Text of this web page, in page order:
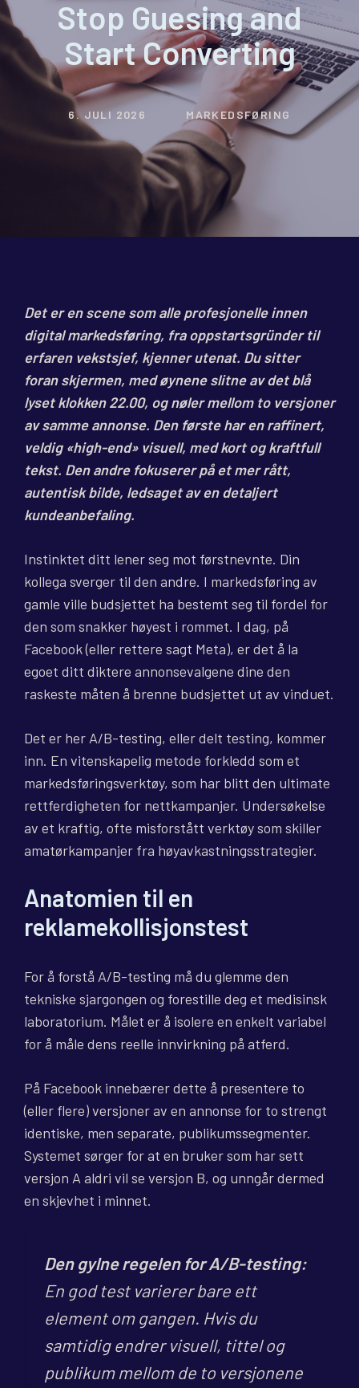
Stop Guesing and
Start Converting
6. JULI 2026 MARKEDSFØRING
Det er en scene som alle profesjonelle innen
digital markedsføring, fra oppstartsgründer til
erfaren vekstsjef, kjenner utenat. Du sitter
foran skjermen, med øynene slitne av det blå
lyset klokken 22.00, og nøler mellom to versjoner
av samme annonse. Den første har en raffinert,
veldig «high-end» visuell, med kort og kraftfull
tekst. Den andre fokuserer på et mer rått,
autentisk bilde, ledsaget av en detaljert
kundeanbefaling.
Instinktet ditt lener seg mot førstnevnte. Din
kollega sverger til den andre. I markedsføring av
gamle ville budsjettet ha bestemt seg til fordel for
den som snakker høyest i rommet. I dag, på
Facebook (eller rettere sagt Meta), er det å la
egoet ditt diktere annonsevalgene dine den
raskeste måten å brenne budsjettet ut av vinduet.
Det er her A/B-testing, eller delt testing, kommer
inn. En vitenskapelig metode forkledd som et
markedsføringsverktøy, som har blitt den ultimate
rettferdigheten for nettkampanjer. Undersøkelse
av et kraftig, ofte misforstått verktøy som skiller
amatørkampanjer fra høyavkastningsstrategier.
Anatomien til en
reklamekollisjonstest
For å forstå A/B-testing må du glemme den
tekniske sjargongen og forestille deg et medisinsk
laboratorium. Målet er å isolere en enkelt variabel
for å måle dens reelle innvirkning på atferd.
På Facebook innebærer dette å presentere to
(eller flere) versjoner av en annonse for to strengt
identiske, men separate, publikumssegmenter.
Systemet sørger for at en bruker som har sett
versjon A aldri vil se versjon B, og unngår dermed
en skjevhet i minnet.
Den gylne regelen for A/B-testing:
En god test varierer bare ett
element om gangen. Hvis du
samtidig endrer visuell, tittel og
publikum mellom de to versjonene